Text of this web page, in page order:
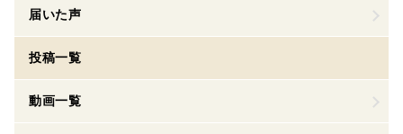
届いた声
投稿一覧
動画一覧